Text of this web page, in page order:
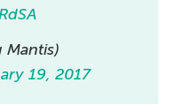
Mantis)
19, 2017